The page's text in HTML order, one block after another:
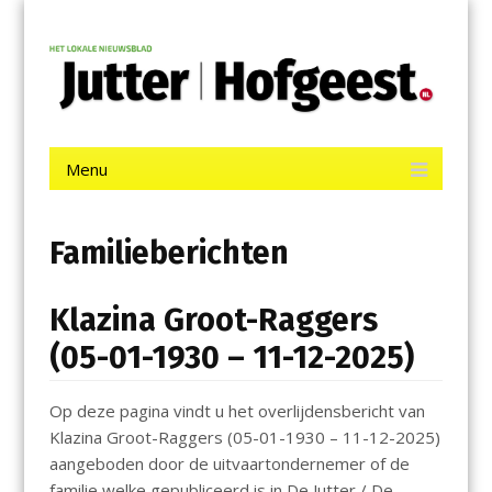
contentJutter | Hofgeest
Menu
Familieberichten
Klazina Groot-Raggers
(05-01-1930 – 11-12-2025)
Op deze pagina vindt u het overlijdensbericht van
Klazina Groot-Raggers (05-01-1930 – 11-12-2025)
aangeboden door de uitvaartondernemer of de